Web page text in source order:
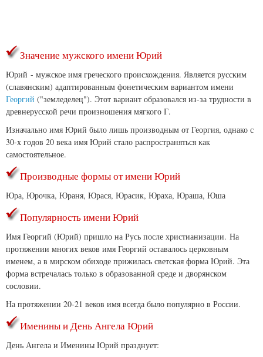
Значение мужского имени Юрий
Юрий - мужское имя греческого происхождения. Является русским
(славянским) адаптированным фонетическим вариантом имени
Георгий ("земледелец"). Этот вариант образовался из-за трудности в
древнерусской речи произношения мягкого Г.
Изначально имя Юрий было лишь производным от Георгия, однако с
30-х годов 20 века имя Юрий стало распространяться как
самостоятельное.
Производные формы от имени Юрий
Юра, Юрочка, Юраня, Юрася, Юрасик, Юраха, Юраша, Юша
Популярность имени Юрий
Имя Георгий (Юрий) пришло на Русь после христианизации. На
протяжении многих веков имя Георгий оставалось церковным
именем, а в мирском обиходе прижилась светская форма Юрий. Эта
форма встречалась только в образованной среде и дворянском
сословии.
На протяжении 20-21 веков имя всегда было популярно в России.
Именины и День Ангела Юрий
День Ангела и Именины Юрий празднует: